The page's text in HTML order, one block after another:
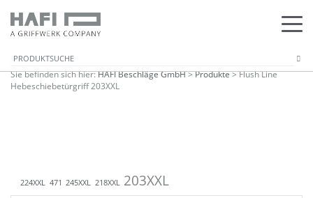
Sie befinden sich hier:HAFI Beschläge GmbH>Produkte>Flush Line
Hebeschiebetürgriff 203XXL
224XXL 471 245XXL 218XXL 203XXL